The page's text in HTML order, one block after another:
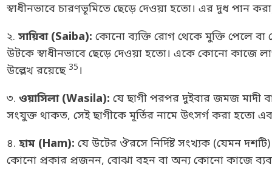
স্বাধীনভাবে চারণভূমিতে ছেড়ে দেওয়া হতো। এর দুধ পান
২. সায়িবা (Saiba): কোনো ব্যক্তি রোগ থেকে মুক্তি পেলে বা
উটকে স্বাধীনভাবে ছেড়ে দেওয়া হতো। একে কোনো কাজে
উল্লেখ রয়েছে 35 ।
৩. ওয়াসিলা (Wasila): যে ছাগী পরপর দুইবার জমজ মাদী
সংযুক্ত থাকত, সেই ছাগীকে মূর্তির নামে উৎসর্গ করা হতো
৪. হাম (Ham): যে উটের ঔরসে নির্দিষ্ট সংখ্যক (যেমন
কোনো প্রকার প্রজনন, বোঝা বহন বা অন্য কোনো কাজে